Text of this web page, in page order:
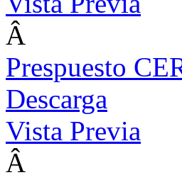
Â
Prespuesto
Descarga
Vista Previa
Â